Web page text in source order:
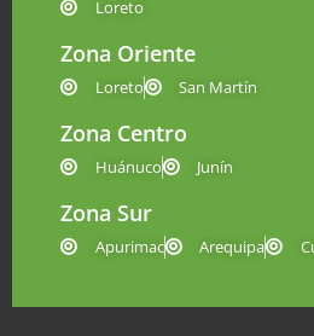
Loreto
Zona Oriente
Loreto San Martín
Zona Centro
Huánuco Junín
Zona Sur
Apurimac Arequipa